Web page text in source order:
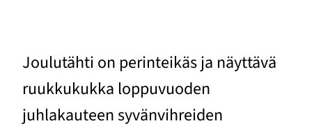
Joulutähti on perinteikäs ja näyttävä
ruukkukukka loppuvuoden
juhlakauteen syvänvihreiden